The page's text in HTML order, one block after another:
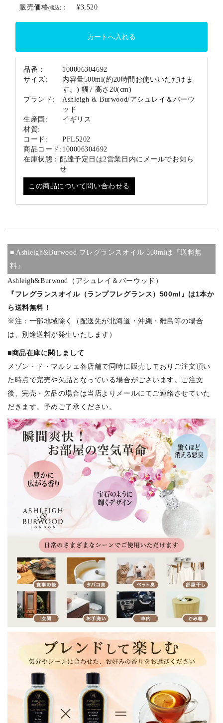
販売価格(税込) ： ¥3,520
品番：
100006304692
サイズ:
内容量500ml(約20時間お使いいただけま
す。) 幅7 高さ20(cm)
ブランド:
Ashleigh & Burwood/アシュレイ＆バーウ
ッド
生産国:
イギリス
材質:
コード:
PFL5202
商品コード: 100006304692
在庫状態： 配達予定日は2営業日内にメールでお知ら
せ
この商品について問い合わせる
■ Ashleigh&Burwood フレグランスオイル 500mlは『送料無
料』
Ashleigh&Burwood（アシュレイ＆バーウッド）
『フレグランスオイル（ランプフレグランス）500ml』は1本か
ら送料無料！
※注：一部地域除く（配送先が北海道・沖縄・離島等の場合
は、別途送料が発生いたします）
■商品在庫に関しまして
メゾン・ド・マルシェ各店舗で同時に販売しておりご注文頂い
た時点で完売や欠品となっている場合がございます。ご注文
後、完売・欠品の場合は当店よりメールにてご連絡させていた
だきます。予めご了承ください。